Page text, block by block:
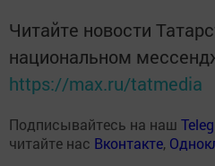
Читайте новости
национальном
https://max.ru/tatmedia
Подписывайтесь на наш
читайте нас Вконтакте,